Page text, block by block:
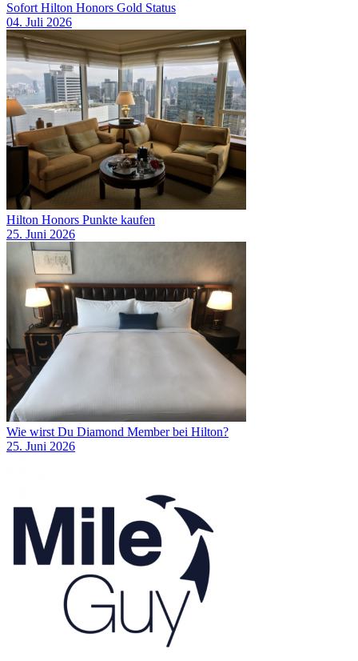
Sofort Hilton Honors Gold Status
04. Juli 2026
Hilton Honors Punkte kaufen
25. Juni 2026
Wie wirst Du Diamond Member bei Hilton?
25. Juni 2026